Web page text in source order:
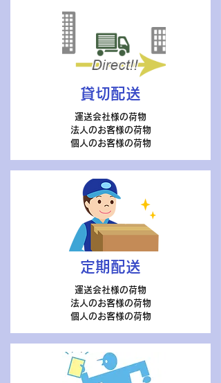
貸切配送
運送会社様の荷物
法人のお客様の荷物
​個人のお客様の荷物
定期配送
運送会社様の荷物
法人のお客様の荷物
​個人のお客様の荷物